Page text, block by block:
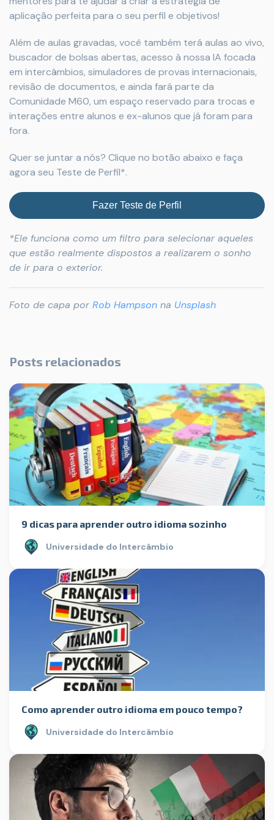
aplicação perfeita para o seu perfil e objetivos!
Além de aulas gravadas, você também terá aulas ao vivo,
buscador de bolsas abertas, acesso à nossa IA focada
em intercâmbios, simuladores de provas internacionais,
revisão de documentos, e ainda fará parte da
Comunidade M60, um espaço reservado para trocas e
interações entre alunos e ex-alunos que já foram para
fora.
Quer se juntar a nós? Clique no botão abaixo e faça
agora seu Teste de Perfil*.
Fazer Teste de Perfil
*Ele funciona como um filtro para selecionar aqueles
que estão realmente dispostos a realizarem o sonho
de ir para o exterior.
Foto de capa por Rob Hampson na Unsplash
Posts relacionados
9 dicas para aprender outro idioma sozinho
Universidade do Intercâmbio
Como aprender outro idioma em pouco tempo?
Universidade do Intercâmbio